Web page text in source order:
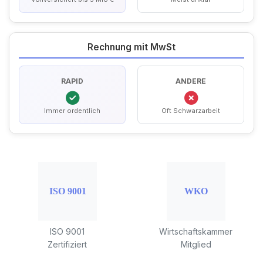
Rechnung mit MwSt
RAPID
Immer ordentlich
ANDERE
Oft Schwarzarbeit
ISO 9001
Zertifiziert
Wirtschaftskammer
Mitglied